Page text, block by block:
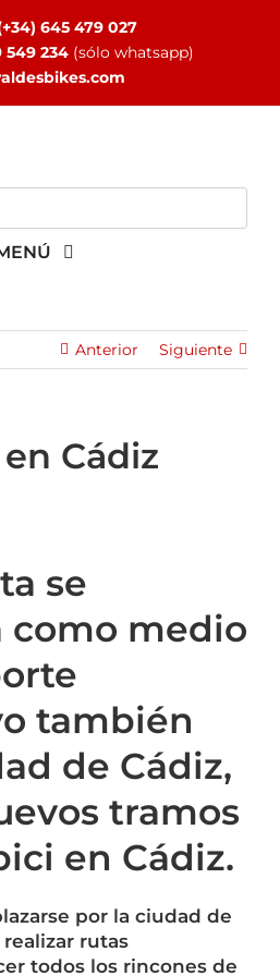
645 479 027
549 234 (sólo whatsapp)
OPINIONES
CONTACTO
Anterior Siguiente
Cádiz
se
como medio
también
de Cádiz,
tramos
en Cádiz.
por la ciudad de
rutas
todos los rincones de